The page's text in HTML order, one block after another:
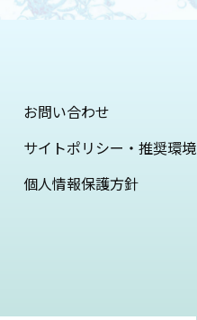
お問い合わせ
サイトポリシー・推奨環境
個人情報保護方針